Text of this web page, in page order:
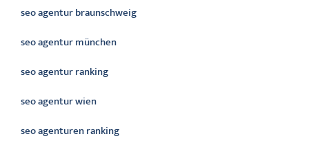
seo agentur braunschweig
seo agentur münchen
seo agentur ranking
seo agentur wien
seo agenturen ranking